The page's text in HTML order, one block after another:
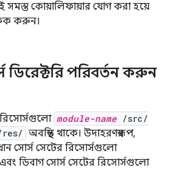
কোয়ালিফায়ার যোগ করা হয়ে
করুন।
পরিবর্তন করুন
module-name /src/
অবস্থিত থাকে। উদাহরণস্বরূপ,
সোর্স সেটের রিসোর্সগুলো
ডিবাগ সোর্স সেটের রিসোর্সগুলো